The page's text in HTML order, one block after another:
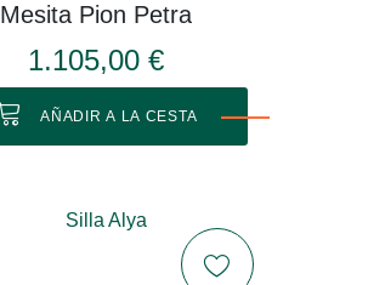
Mesita Pion Petra
1.105,00 €
AÑADIR A LA CESTA